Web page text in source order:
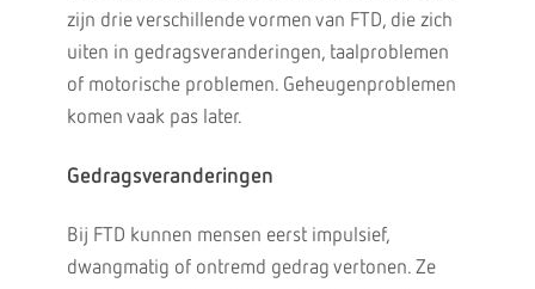
zijn drie verschillende vormen van FTD, die zich
uiten in gedragsveranderingen, taalproblemen
of motorische problemen. Geheugenproblemen
komen vaak pas later.
Gedragsveranderingen
Bij FTD kunnen mensen eerst impulsief,
dwangmatig of ontremd gedrag vertonen. Ze